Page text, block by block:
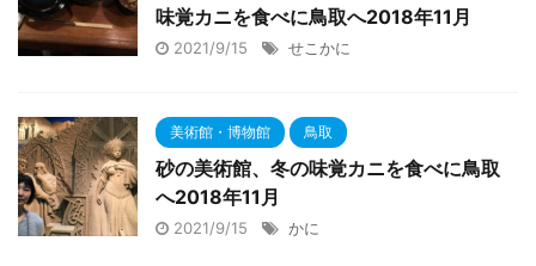
味覚カニを食べに鳥取へ2018年11月
2021/9/15 せこかに
美術館・博物館 鳥取
砂の美術館、冬の味覚カニを食べに鳥取
へ2018年11月
2021/9/15 かに